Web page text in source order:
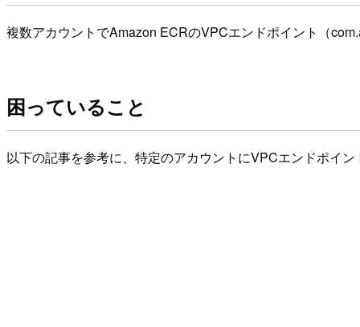
複数アカウントでAmazon ECRのVPCエンドポイント（
困っていること
以下の記事を参考に、特定のアカウントにVPCエンドポイ